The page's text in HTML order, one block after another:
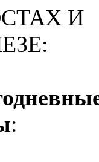
И
: